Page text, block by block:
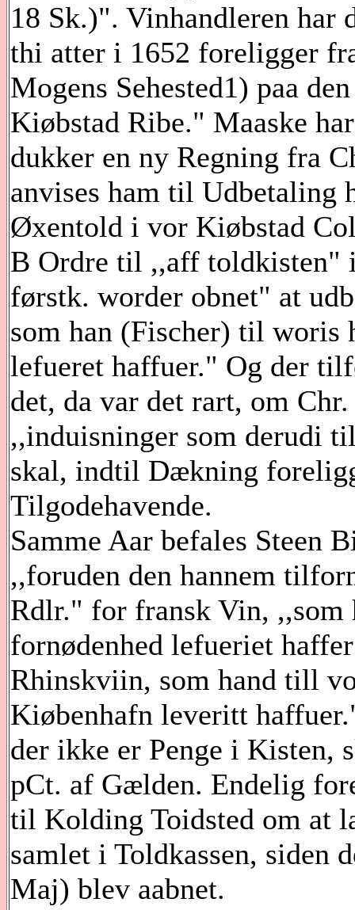
18 Sk.)". Vinhandleren har
thi atter i 1652 foreligger
Mogens Sehested1) paa
Kiøbstad Ribe." Maaske
dukker en ny Regning fra
anvises ham til Udbetaling
Øxentold i vor Kiøbstad
B Ordre til ,,aff toldkisten"
førstk. worder obnet" at
som han (Fischer) til woris
lefueret haffuer." Og der
det, da var det rart, om
,,induisninger som derudi
skal, indtil Dækning
Tilgodehavende.
Samme Aar befales Steen
,,foruden den hannem
Rdlr." for fransk Vin,
fornødenhed lefueriet
Rhinskviin, som hand till
Kiøbenhafn leveritt
der ikke er Penge i Kisten,
pCt. af Gælden. Endelig
til Kolding Toidsted om at
samlet i Toldkassen, siden
Maj) blev aabnet.